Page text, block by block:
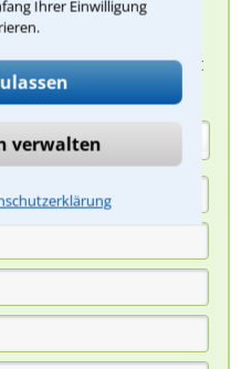
Ihrer Einwilligung
verwalten
bei
Vorgehen
durch einen Anwalt